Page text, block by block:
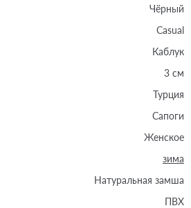
Чёрный
Casual
Каблук
3 см
Турция
Сапоги
Женское
зима
Натуральная замша
ПВХ